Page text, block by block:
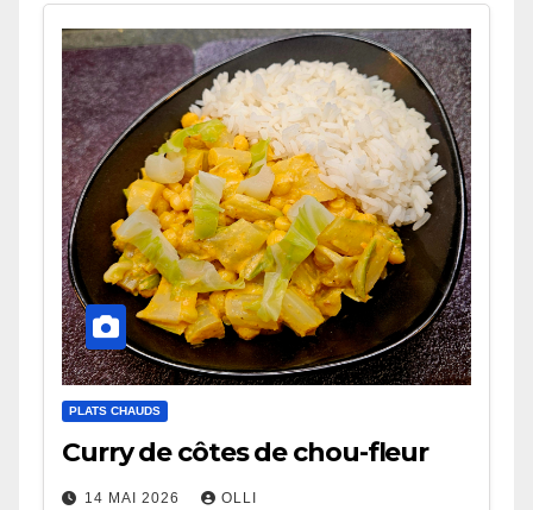
PLATS CHAUDS
Curry de côtes de chou-fleur
14 MAI 2026 OLLI